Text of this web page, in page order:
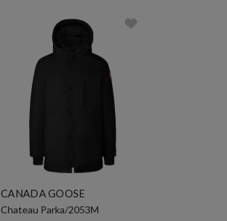
CANADA GOOSE
Chateau Parka/2053M